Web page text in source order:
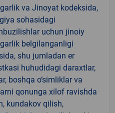
va Jinoyat kodeksida,
sohasidagi
uchun jinoiy
belgilanganligi
shu jumladan er
huhudidagi daraxtlar,
boshqa o‘simliklar va
qonunga xilof ravishda
kundakov qilish,